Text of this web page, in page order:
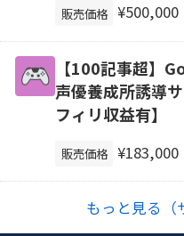
販売価格 ¥500,000
【100記事超】
声優養成所誘導
フィリ収益有】
販売価格 ¥183,000
もっと見る（